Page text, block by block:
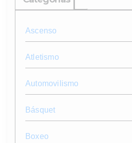
Ascenso
Atletismo
Automovilismo
Básquet
Boxeo